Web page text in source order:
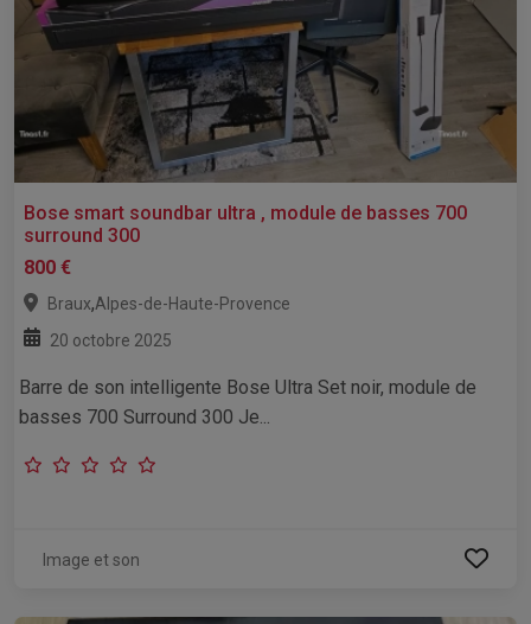
Bose smart soundbar ultra , module de basses 700
surround 300
800 €
Braux,Alpes-de-Haute-Provence
20 octobre 2025
Barre de son intelligente Bose Ultra Set noir, module de
basses 700 Surround 300 Je...
Image et son